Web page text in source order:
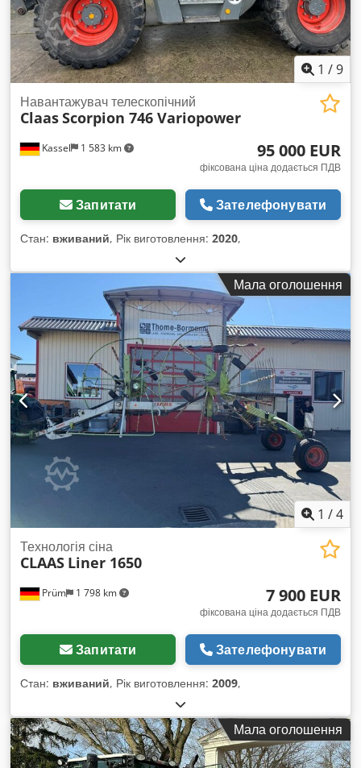
1 /9
Kassel 1 583 km
Навантажувач телескопічний
ClaasScorpion 746 Variopower
95 000 EUR
фіксована ціна додається ПДВ
Запитати Зателефонувати
Стан: вживаний, Рік виготовлення: 2020,
Мала оголошення
1 /4
Prüm 1 798 km
Технологія сіна
CLAAS Liner 1650
7 900 EUR
фіксована ціна додається ПДВ
Запитати Зателефонувати
Стан: вживаний, Рік виготовлення: 2009,
Мала оголошення